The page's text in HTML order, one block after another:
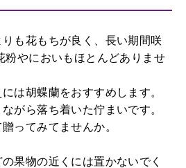
も花もちが良く、長い期間咲
粉やにおいもほとんどありませ
は胡蝶蘭をおすすめします。
がら落ち着いた佇まいです。
ってみてませんか。
果物の近くには置かないでく